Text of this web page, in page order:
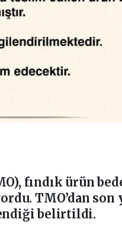
fındık ürün
TMO’dan son
belirtildi.